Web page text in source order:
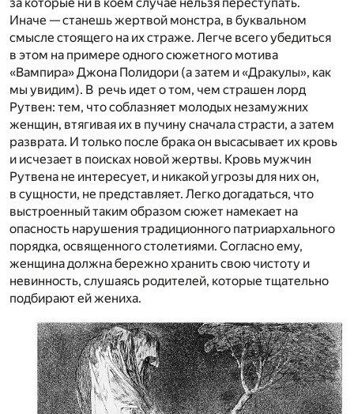
Иначе — станешь жертвой монстра, в буквальном
смысле стоящего на их страже. Легче всего убедиться
в этом на примере одного сюжетного мотива
«Вампира» Джона Полидори (а затем и «Дракулы», как
мы увидим). В речь идет о том, чем страшен лорд
Рутвен: тем, что соблазняет молодых незамужних
женщин, втягивая их в пучину сначала страсти, а затем
разврата. И только после брака он высасывает их кровь
и исчезает в поисках новой жертвы. Кровь мужчин
Рутвена не интересует, и никакой угрозы для них он,
в сущности, не представляет. Легко догадаться, что
выстроенный таким образом сюжет намекает на
опасность нарушения традиционного патриархального
порядка, освященного столетиями. Согласно ему,
женщина должна бережно хранить свою чистоту и
невинность, слушаясь родителей, которые тщательно
подбирают ей жениха.